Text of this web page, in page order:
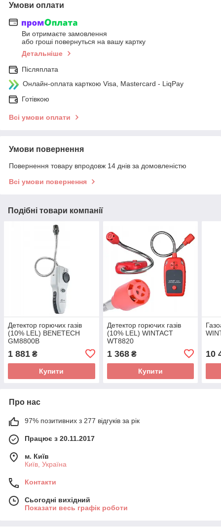
Умови оплати
Ви отримаєте замовлення
або гроші повернуться на вашу картку
Детальніше
Післяплата
Онлайн-оплата карткою Visa, Mastercard - LiqPay
Готівкою
Всі умови оплати
Умови повернення
Повернення товару впродовж 14 днів за домовленістю
Всі умови повернення
Подібні товари компанії
Детектор горючих газів
(10% LEL) BENETECH
GM8800B
1 881 ₴
Купити
Детектор горючих газів
(10% LEL) WINTACT
WT8820
1 368₴
Купити
10
Про нас
97% позитивних з 277 відгуків за рік
Працює з 20.11.2017
м. Київ
Київ, Україна
Контакти
Сьогодні вихідний
Показати весь графік роботи